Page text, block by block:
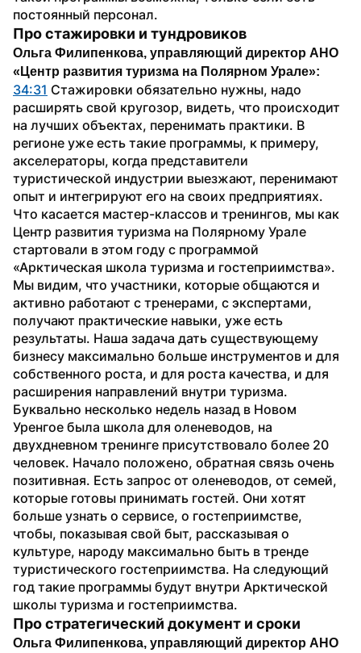
постоянный персонал.
Про стажировки и тундровиков
Ольга Филипенкова, управляющий директор АНО
«Центр развития туризма на Полярном Урале»:
34:31 Стажировки обязательно нужны, надо
расширять свой кругозор, видеть, что происходит
на лучших объектах, перенимать практики. В
регионе уже есть такие программы, к примеру,
акселераторы, когда представители
туристической индустрии выезжают, перенимают
опыт и интегрируют его на своих предприятиях.
Что касается мастер-классов и тренингов, мы как
Центр развития туризма на Полярному Урале
стартовали в этом году с программой
«Арктическая школа туризма и гостеприимства».
Мы видим, что участники, которые общаются и
активно работают с тренерами, с экспертами,
получают практические навыки, уже есть
результаты. Наша задача дать существующему
бизнесу максимально больше инструментов и для
собственного роста, и для роста качества, и для
расширения направлений внутри туризма.
Буквально несколько недель назад в Новом
Уренгое была школа для оленеводов, на
двухдневном тренинге присутствовало более 20
человек. Начало положено, обратная связь очень
позитивная. Есть запрос от оленеводов, от семей,
которые готовы принимать гостей. Они хотят
больше узнать о сервисе, о гостеприимстве,
чтобы, показывая свой быт, рассказывая о
культуре, народу максимально быть в тренде
туристического гостеприимства. На следующий
год такие программы будут внутри Арктической
школы туризма и гостеприимства.
Про стратегический документ и сроки
Ольга Филипенкова, управляющий директор АНО